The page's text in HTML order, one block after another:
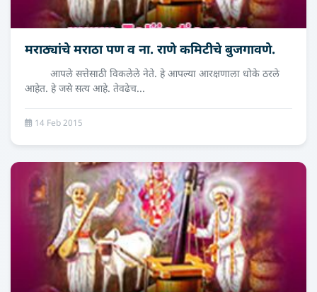
मराठ्यांचे मराठा पण व ना. राणे कमिटीचे बुजगावणे.
आपले सत्तेसाठी विकलेले नेते. हे आपल्या आरक्षणाला धोके ठरले
आहेत. हे जसे सत्य आहे. तेवढेच...
14 Feb 2015